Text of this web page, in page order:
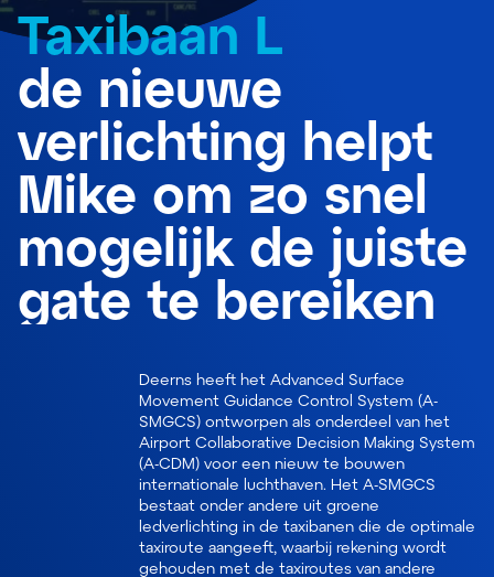
Taxibaan L
de nieuwe
verlichting helpt
Mike om zo snel
mogelijk de juiste
gate te bereiken
Deerns heeft het Advanced Surface
Movement Guidance Control System (A-
SMGCS) ontworpen als onderdeel van het
Airport Collaborative Decision Making System
(A-CDM) voor een nieuw te bouwen
internationale luchthaven. Het A-SMGCS
bestaat onder andere uit groene
ledverlichting in de taxibanen die de optimale
taxiroute aangeeft, waarbij rekening wordt
gehouden met de taxiroutes van andere